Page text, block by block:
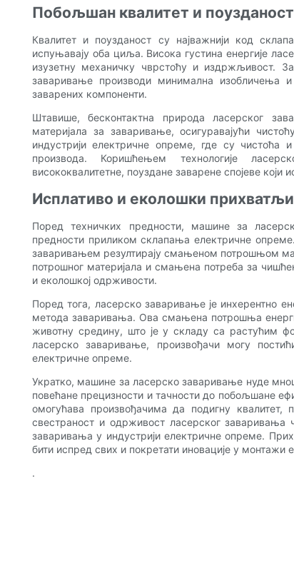
Побољшан квалитет и поузданост
Квалитет и поузданост су најважнији код
испуњавају оба циља. Висока густина енергије
изузетну механичку чврстоћу и издржљивост.
заваривање производи минимална изобличења и
заварених компоненти.
Штавише, бесконтактна природа ласерског
материјала за заваривање, осигуравајући
индустрији електричне опреме, где су
производа. Коришћењем технологије
висококвалитетне, поуздане заварене спојеве
Исплативо и еколошки
Поред техничких предности, машине за
предности приликом склапања електричне
заваривањем резултирају смањеном потрошњом
потрошног материјала и смањена потреба за
и еколошкој одрживости.
Поред тога, ласерско заваривање је инхерентно
метода заваривања. Ова смањена потрошња
животну средину, што је у складу са растућим
ласерско заваривање, произвођачи могу
електричне опреме.
Укратко, машине за ласерско заваривање нуде
повећане прецизности и тачности до побољшане
омогућава произвођачима да подигну
свестраност и одрживост ласерског
заваривања у индустрији електричне опреме.
бити испред свих и покретати иновације у монтажи
.